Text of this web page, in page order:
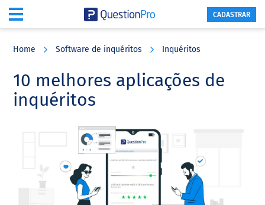
content
sidebar
CADASTRAR
Home Software de inquéritos Inquéritos
10 melhores aplicações de
inquéritos